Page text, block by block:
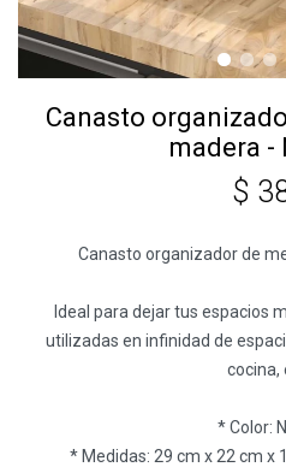
Canasto
madera -
$
Canasto organizador de
Ideal para dejar tus espacios
utilizadas en infinidad de
cocina,
* Color:
* Medidas: 29 cm x 22 cm x